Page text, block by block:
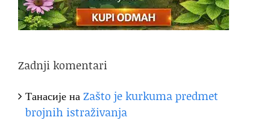
Zadnji komentari
ТанасијенаZašto je kurkuma predmet
brojnih istraživanja